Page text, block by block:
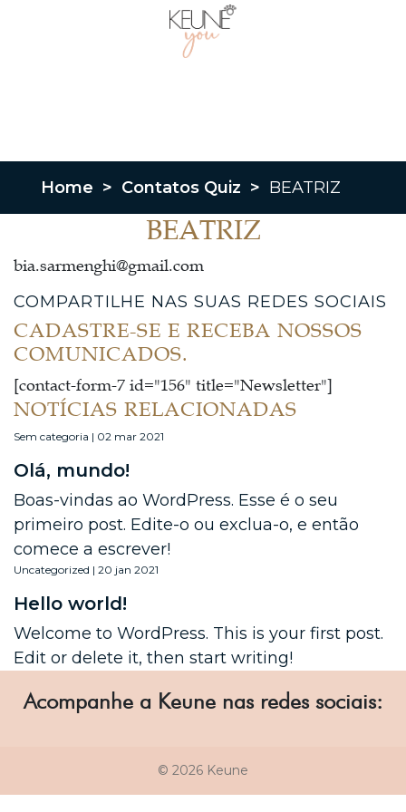
Home > Contatos Quiz > BEATRIZ
BEATRIZ
bia.sarmenghi@gmail.com
COMPARTILHE NAS SUAS REDES SOCIAIS
CADASTRE-SE E RECEBA NOSSOS
COMUNICADOS.
[contact-form-7 id="156" title="Newsletter"]
NOTÍCIAS RELACIONADAS
Sem categoria | 02 mar 2021
Olá, mundo!
Boas-vindas ao WordPress. Esse é o seu
primeiro post. Edite-o ou exclua-o, e então
comece a escrever!
Uncategorized | 20 jan 2021
Hello world!
Welcome to WordPress. This is your first post.
Edit or delete it, then start writing!
Acompanhe a Keune nas redes sociais:
© 2026 Keune